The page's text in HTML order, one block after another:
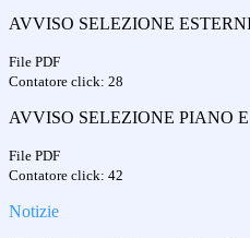
AVVISO SELEZIONE
File PDF
Contatore click: 28
AVVISO SELEZIONE PIANO
File PDF
Contatore click: 42
Notizie